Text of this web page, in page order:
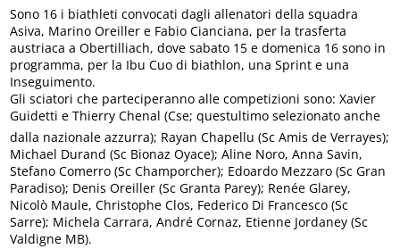
Sono 16 i biathleti convocati dagli allenatori della squadra
Asiva, Marino Oreiller e Fabio Cianciana, per la trasferta
austriaca a Obertilliach, dove sabato 15 e domenica 16 sono in
programma, per la Ibu Cuo di biathlon, una Sprint e una
Inseguimento.
Gli sciatori che parteciperanno alle competizioni sono: Xavier
Guidetti e Thierry Chenal (Cse; questultimo selezionato anche
dalla nazionale azzurra); Rayan Chapellu (Sc Amis de Verrayes);
Michael Durand (Sc Bionaz Oyace); Aline Noro, Anna Savin,
Stefano Comerro (Sc Champorcher); Edoardo Mezzaro (Sc Gran
Paradiso); Denis Oreiller (Sc Granta Parey); Renée Glarey,
Nicolò Maule, Christophe Clos, Federico Di Francesco (Sc
Sarre); Michela Carrara, André Cornaz, Etienne Jordaney (Sc
Valdigne MB).